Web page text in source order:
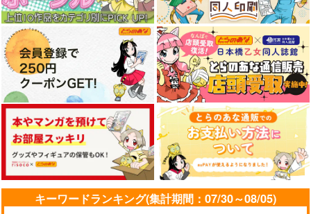
3,850円（税込）
サンプル
作品詳細
550円（税込）
八雲紫
サンプル
作品詳細
550円（税込）
秋静葉
サンプル
作品詳細
キーワードランキング(集計期間：07/30～08/05)